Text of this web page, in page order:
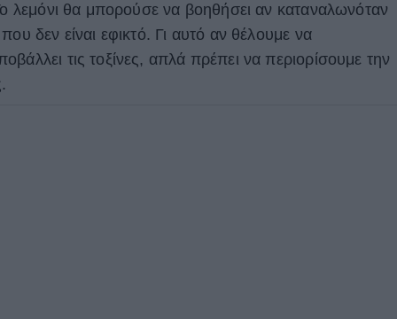
λεμόνι θα μπορούσε να βοηθήσει αν καταναλωνόταν
δεν είναι εφικτό. Γι αυτό αν θέλουμε να
τις τοξίνες, απλά πρέπει να περιορίσουμε την